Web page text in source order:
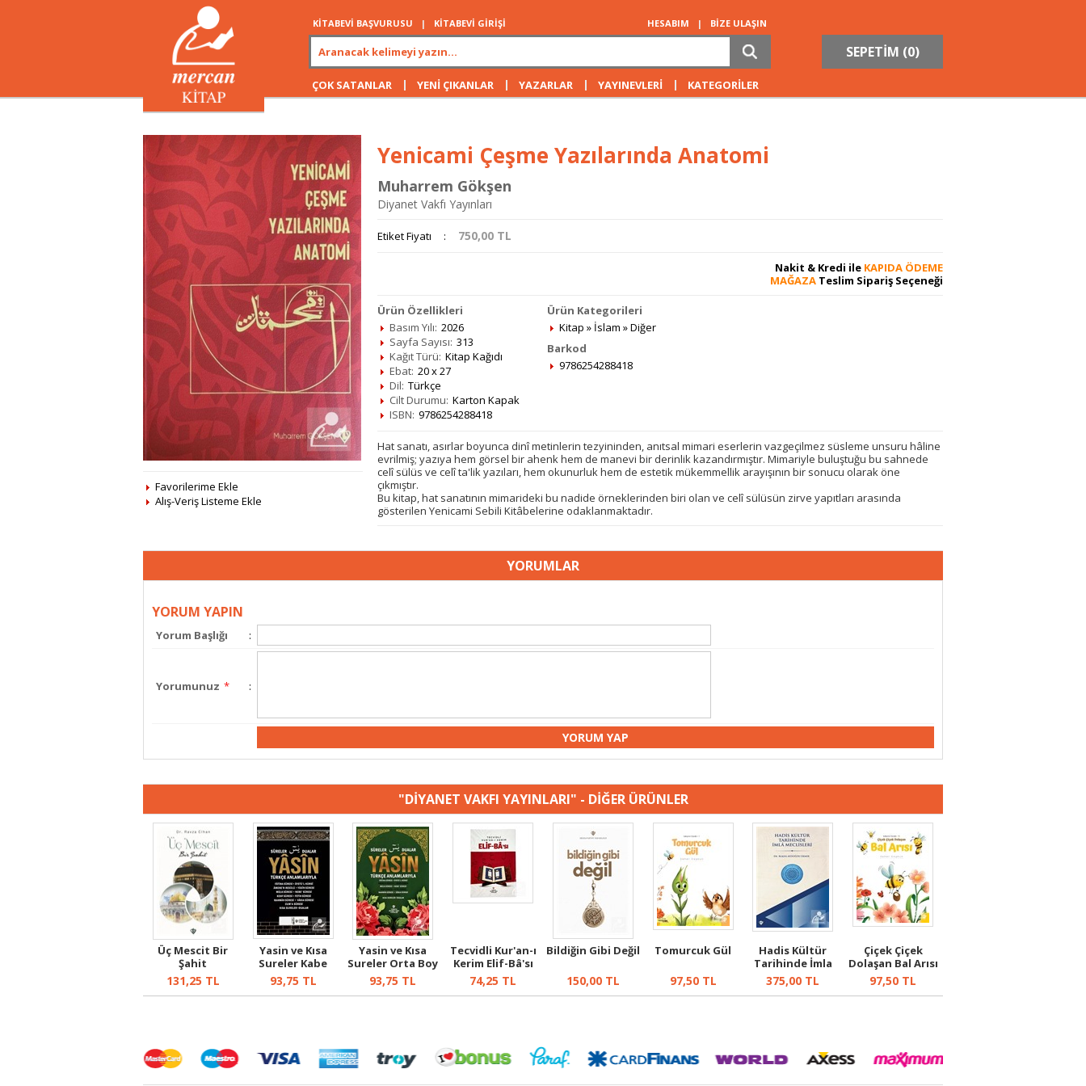
KİTABEVİ BAŞVURUSU | KİTABEVİ GİRİŞİ HESABIM | BİZE ULAŞIN
SEPETİM (0)
ÇOK SATANLAR | YENİ ÇIKANLAR | YAZARLAR | YAYINEVLERİ | KATEGORİLER
Favorilerime Ekle
Alış-Veriş Listeme Ekle
Yenicami Çeşme Yazılarında Anatomi
Muharrem Gökşen
Diyanet Vakfı Yayınları
Etiket Fiyatı : 750,00 TL
Nakit & Kredi ile KAPIDA ÖDEME
MAĞAZA Teslim Sipariş Seçeneği
Ürün Özellikleri
Basım Yılı: 2026
Sayfa Sayısı: 313
Kağıt Türü: Kitap Kağıdı
Ebat: 20 x 27
Dil: Türkçe
Cilt Durumu: Karton Kapak
ISBN: 9786254288418
Ürün Kategorileri
Kitap » İslam »Diğer
Barkod
9786254288418
Hat sanatı, asırlar boyunca dinî metinlerin tezyininden, anıtsal mimari eserlerin vazgeçilmez süsleme unsuru hâline
evrilmiş; yazıya hem görsel bir ahenk hem de manevi bir derinlik kazandırmıştır. Mimariyle buluştuğu bu sahnede
celî sülüs ve celî ta'lik yazıları, hem okunurluk hem de estetik mükemmellik arayışının bir sonucu olarak öne
çıkmıştır.
Bu kitap, hat sanatının mimarideki bu nadide örneklerinden biri olan ve celî sülüsün zirve yapıtları arasında
gösterilen Yenicami Sebili Kitâbelerine odaklanmaktadır.
YORUMLAR
YORUM YAPIN
Yorum Başlığı :
Yorumunuz * :
"DİYANET VAKFI YAYINLARI" - DİĞER ÜRÜNLER
Üç Mescit Bir
Şahit
131,25 TL
Yasin ve Kısa
Sureler Kabe
Desenli (Orta...
93,75 TL
Yasin ve Kısa
Sureler Orta Boy
(Yeşil)
93,75 TL
Tecvidli Kur'an-ı
Kerim Elif-Bâ'sı
(Kırm...
74,25 TL
Bildiğin Gibi Değil
150,00TL
Tomurcuk Gül
97,50TL
Hadis Kültür
Tarihinde İmla
Meclisleri
375,00 TL
Çiçek Çiçek
Dolaşan Bal Arısı
97,50 TL